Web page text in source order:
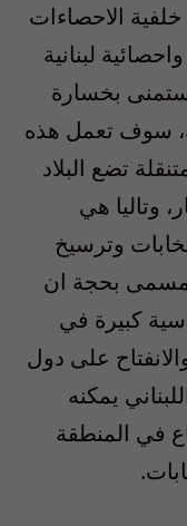
الاحصاءات
لبنانية
بخسارة
سوف تعمل هذه
تضع البلاد
وتاليا هي
وترسيخ
مسمى بحجة ان
كبيرة في
على دول
يمكنه
في المنطقة